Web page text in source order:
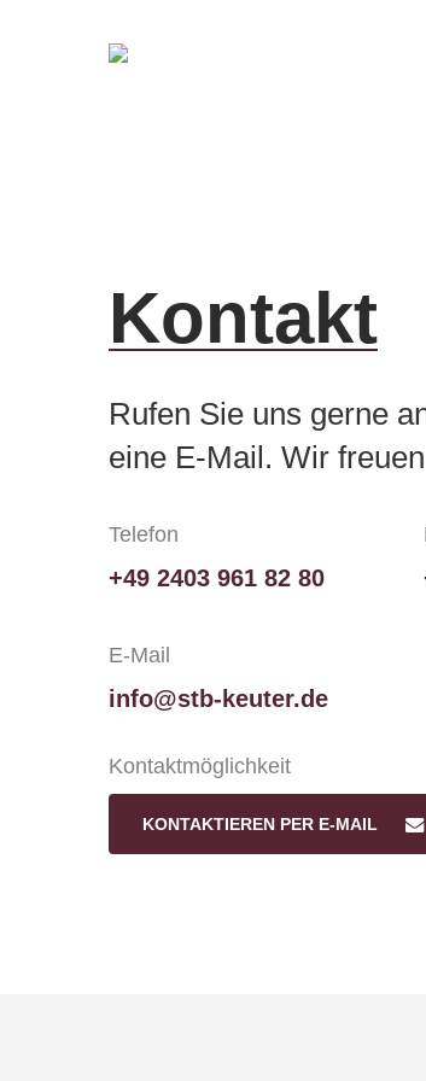
Kontakt
Rufen Sie uns gerne
eine E-Mail. Wir
Telefon
+49 2403 961 82 80
E-Mail
info@stb-keuter.de
Kontaktmöglichkeit
KONTAKTIEREN PER E-MAIL